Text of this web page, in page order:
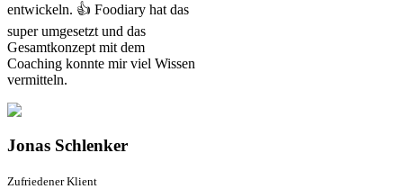
entwickeln. 👍 Foodiary hat das
super umgesetzt und das
Gesamtkonzept mit dem
Coaching konnte mir viel Wissen
vermitteln.
Jonas Schlenker
Zufriedener Klient